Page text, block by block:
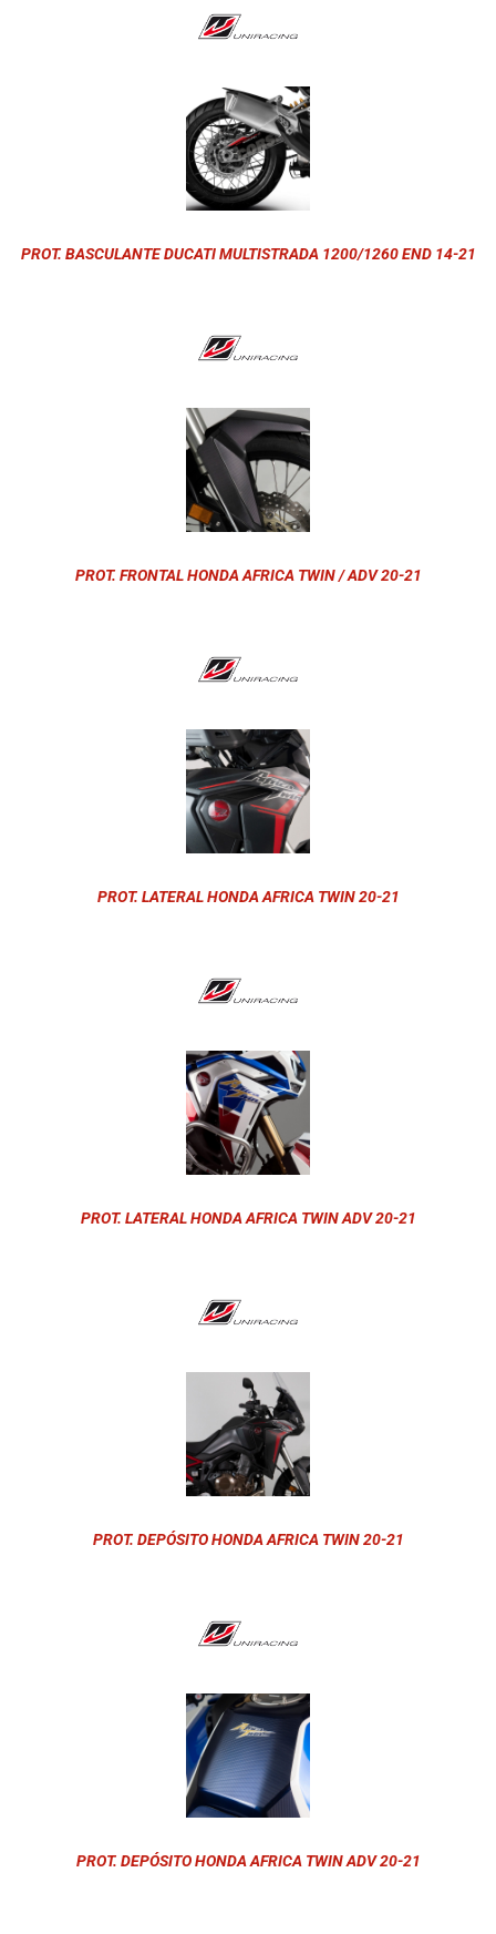
PROT. BASCULANTE DUCATI MULTISTRADA 1200/1260 END 14-21
PROT. FRONTAL HONDA AFRICA TWIN / ADV 20-21
PROT. LATERAL HONDA AFRICA TWIN 20-21
PROT. LATERAL HONDA AFRICA TWIN ADV 20-21
PROT. DEPÓSITO HONDA AFRICA TWIN 20-21
PROT. DEPÓSITO HONDA AFRICA TWIN ADV 20-21